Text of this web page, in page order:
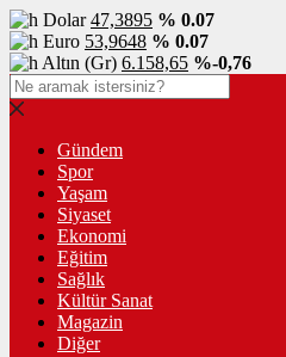
Dolar47,3895 % 0.07
Euro 53,9648 % 0.07
Altın (Gr) 6.158,65 %-0,76
Gündem
Spor
Yaşam
Siyaset
Ekonomi
Eğitim
Sağlık
Kültür Sanat
Magazin
Diğer